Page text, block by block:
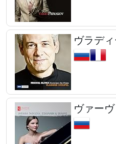
ヴラデ
ヴァー